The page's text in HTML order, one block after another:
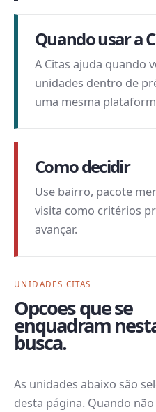
Quando usar a
A Citas ajuda quando
unidades dentro de
uma mesma
Como decidir
Use bairro, pacote
visita como critérios
avançar.
UNIDADES CITAS
Opcoes que se
enquadram
busca.
As unidades abaixo são
desta página. Quando